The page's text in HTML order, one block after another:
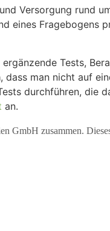
Versorgung rund
eines Fragebogens
Tests,
man nicht auf
durchführen, die
an.
GmbH zusammen.